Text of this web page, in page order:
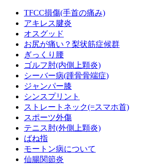
TFCC損傷(手首の痛み)
アキレス腱炎
オスグッド
お尻が痛い？梨状筋症候群
ぎっくり腰
ゴルフ肘(内側上顆炎)
シーバー病(踵骨骨端症)
ジャンパー膝
シンスプリント
ストレートネック(=スマホ首)
スポーツ外傷
テニス肘(外側上顆炎)
ばね指
モートン病について
仙腸関節炎